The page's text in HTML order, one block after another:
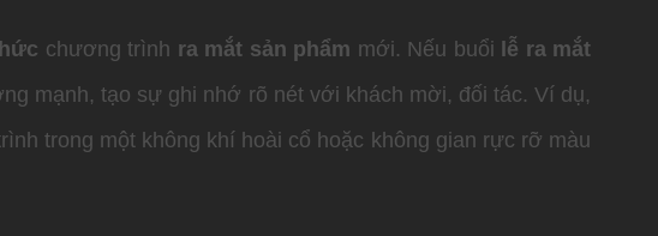
chương trình ra mắt sản phẩm mới. Nếu buổi lễ ra mắt
mạnh, tạo sự ghi nhớ rõ nét với khách mời, đối tác. Ví dụ,
trong một không khí hoài cổ hoặc không gian rực rỡ màu